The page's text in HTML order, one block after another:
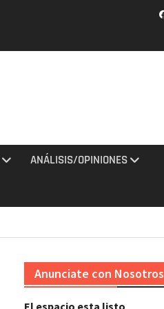
ANÁLISIS/OPINIONES
Anunciate con Nosotros
El espacio esta listo